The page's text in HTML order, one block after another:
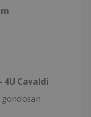
Cavaldi